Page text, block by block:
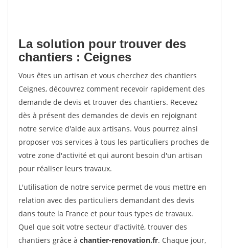
La solution pour trouver des
chantiers : Ceignes
Vous êtes un artisan et vous cherchez des chantiers
Ceignes, découvrez comment recevoir rapidement des
demande de devis et trouver des chantiers. Recevez
dès à présent des demandes de devis en rejoignant
notre service d'aide aux artisans. Vous pourrez ainsi
proposer vos services à tous les particuliers proches de
votre zone d'activité et qui auront besoin d'un artisan
pour réaliser leurs travaux.
L'utilisation de notre service permet de vous mettre en
relation avec des particuliers demandant des devis
dans toute la France et pour tous types de travaux.
Quel que soit votre secteur d'activité, trouver des
chantiers grâce à chantier-renovation.fr. Chaque jour,